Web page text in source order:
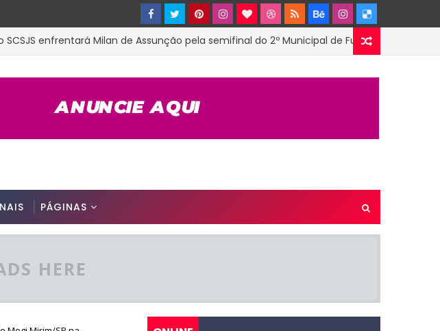
enfrentará Milan de Assunção pela semifinal do 2º Municipal de Futsal em Tenório-PB
PÁGINAS
HERE